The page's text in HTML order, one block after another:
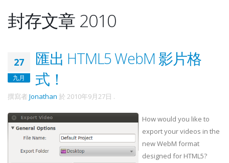
封存文章 2010
27
九月
匯出 HTML5 WebM 影片格
式！
撰寫者 Jonathan 於 2010年9月27日 .
How would you like to
export your videos in the
new WebM format
designed for HTML5?